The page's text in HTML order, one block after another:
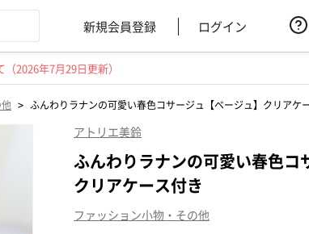
新規会員登録 ログイン
2026年7月29日更新）
> ふんわりラナンの可愛い春色コサージュ【ベージュ】クリアケ
アトリエ美鈴
ふんわりラナンの可愛い春色コ
クリアケース付き
ファッション小物・その他